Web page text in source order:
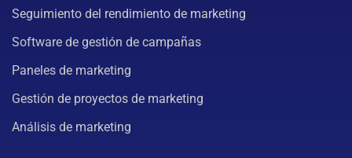
Seguimiento del rendimiento de marketing
Software de gestión de campañas
Paneles de marketing
Gestión de proyectos de marketing
Análisis de marketing